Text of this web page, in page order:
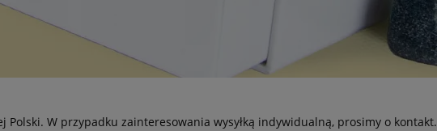
Polski. W przypadku zainteresowania wysyłką indywidualną, prosimy o kontakt.